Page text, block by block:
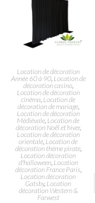
Location de décoration
Année 60 à 90, Location de
décoration casino,
Location de décoration
cinéma, Location de
décoration de mariage,
Location de décoration
Médiévale, Location de
décoration Noël et hiver,
Location de décoration
orientale, Location de
décoration thème pirate,
Location décoration
d'halloween, Location
décoration France Paris,
Location décoration
Gatsby, Location
décoration Western &
Farwest